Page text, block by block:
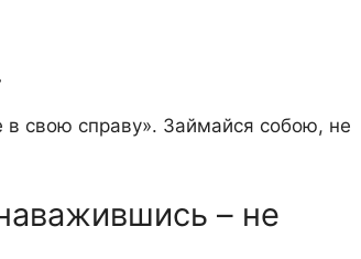
в свою справу». Займайся собою, не
– не